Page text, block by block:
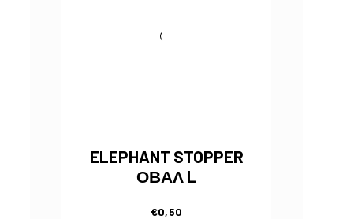
ELEPHANT STOPPER
ΟΒΑΛ L
€0,50